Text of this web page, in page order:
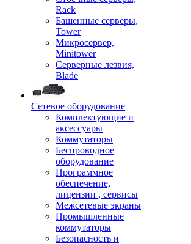
Rack
Башенные серверы,
Tower
Микросервер,
Minitower
Серверные лезвия,
Blade
Сетевое оборудование
Комплектующие и
аксессуары
Коммутаторы
Беспроводное
оборудование
Программное
обеспечение,
лицензии , сервисы
Межсетевые экраны
Промышленные
коммутаторы
Безопасность и